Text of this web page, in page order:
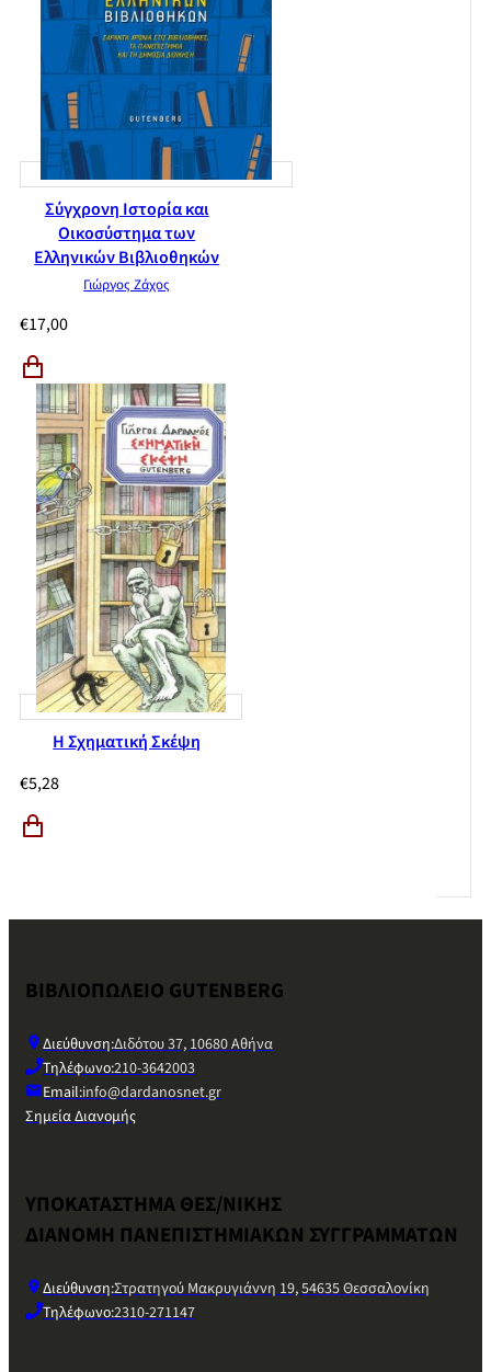
Σύγχρονη Ιστορία και
Οικοσύστημα των
Ελληνικών Βιβλιοθηκών
Γιώργος Ζάχος
€17,00
Η Σχηματική Σκέψη
€5,28
ΒΙΒΛΙΟΠΩΛΕΙΟ GUTENBERG
Διεύθυνση:Διδότου 37, 10680 Αθήνα
Τηλέφωνο:210-3642003
Email:info@dardanosnet.gr
Σημεία Διανομής
ΥΠΟΚΑΤΑΣΤΗΜΑ ΘΕΣ/ΝΙΚΗΣ
ΔΙΑΝΟΜΗ ΠΑΝΕΠΙΣΤΗΜΙΑΚΩΝ ΣΥΓΓΡΑΜΜΑΤΩΝ
Διεύθυνση:Στρατηγού Μακρυγιάννη 19, 54635 Θεσσαλονίκη
Τηλέφωνο:2310-271147